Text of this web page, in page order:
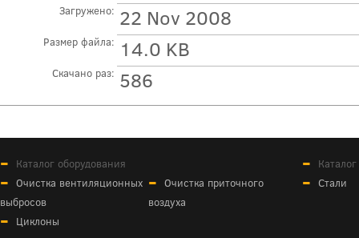
Загружено: 22 Nov 2008
Размер файла: 14.0 KB
Скачано раз: 586
Каталог оборудования
Очистка вентиляционных
выбросов
Очистка приточного
воздуха
Циклоны
Стали